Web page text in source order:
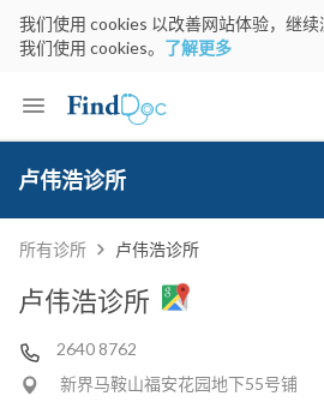
我们使用 cookies 以改善网站体验，继
我们使用 cookies。 了解更多
Keyword
卢伟浩诊所
所有诊所 卢伟浩诊所
卢伟浩诊所
2640 8762
新界马鞍山福安花园地下55号铺